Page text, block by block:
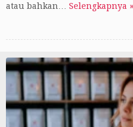
atau bahkan… Selengkapnya »